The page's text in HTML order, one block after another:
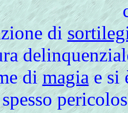
di
dimagiae si